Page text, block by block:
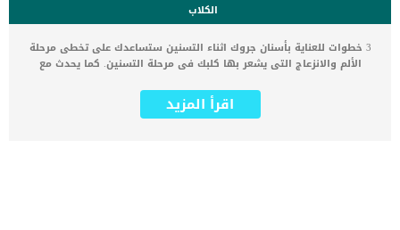
الكلاب
3 خطوات للعناية بأسنان جروك اثناء التسنين ستساعدك على تخطى مرحلة
الألم والانزعاج التى يشعر بها كلبك فى مرحلة التسنين. كما يحدث مع
بالألم المصاحب لفرط العض والبكاء. يمكن أن تكون العملية مؤلمة ومن
المعروف أن أطفال التسنين يكونون منزعجين ومهتمين بالمضغ ويمكن أن
اقرأ المزيد